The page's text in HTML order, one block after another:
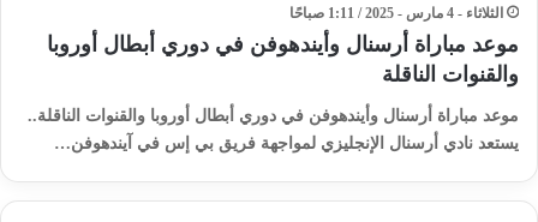
الثلاثاء - 4 مارس - 2025 / 1:11 صباحًا
موعد مباراة أرسنال وأيندهوفن في دوري أبطال أوروبا
والقنوات الناقلة
موعد مباراة أرسنال وأيندهوفن في دوري أبطال أوروبا والقنوات الناقلة..
يستعد نادي أرسنال الإنجليزي لمواجهة فريق بي إس في آيندهوفن…